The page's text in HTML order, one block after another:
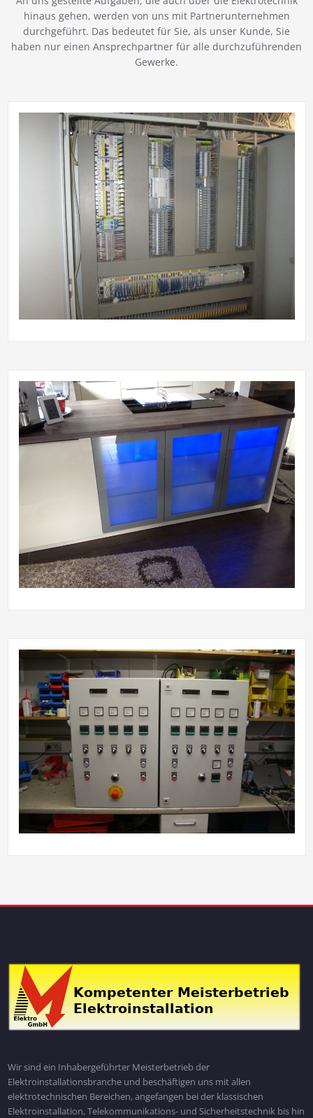
hinaus gehen, werden von uns mit Partnerunternehmen
durchgeführt. Das bedeutet für Sie, als unser Kunde, Sie
haben nur einen Ansprechpartner für alle durchzuführenden
Gewerke.
Wir sind ein Inhabergeführter Meisterbetrieb der
Elektroinstallationsbranche und beschäftigen uns mit allen
elektrotechnischen Bereichen, angefangen bei der klassischen
Elektroinstallation, Telekommunikations- und Sicherheitstechnik bis hin